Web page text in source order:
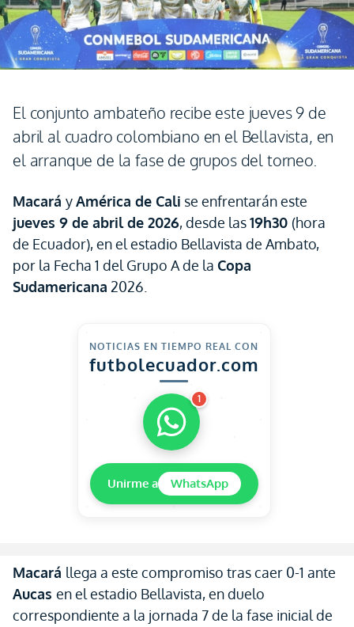
El conjunto ambateño recibe este jueves 9 de
abril al cuadro colombiano en el Bellavista, en
el arranque de la fase de grupos del torneo.
Macará yAmérica de Cali se enfrentarán este
jueves 9 de abril de 2026, desde las19h30 (hora
de Ecuador), en el estadio Bellavista de Ambato,
por la Fecha 1 del Grupo A de la Copa
Sudamericana 2026.
NOTICIAS EN TIEMPO REAL CON
futbolecuador.com
1
Unirme a WhatsApp
Macará llega a este compromiso tras caer 0-1 ante
Aucas en el estadio Bellavista, en duelo
correspondiente a la jornada 7 de la fase inicial de